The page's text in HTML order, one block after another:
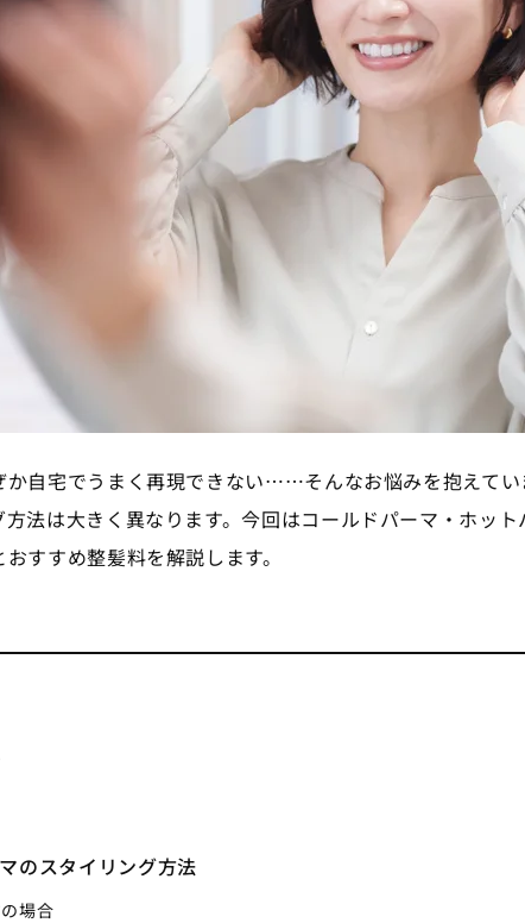
か自宅でうまく再現できない……そんなお悩みを抱えて
法は大きく異なります。今回はコールドパーマ・ホッ
すすめ整髪料を解説します。
のスタイリング方法
場合